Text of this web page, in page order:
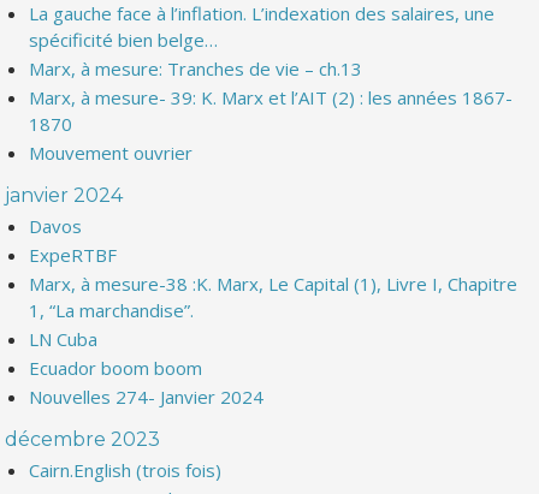
La gauche face à l’inflation. L’indexation des salaires, une
spécificité bien belge…
Marx, à mesure: Tranches de vie – ch.13
Marx, à mesure- 39: K. Marx et l’AIT (2) : les années 1867-
1870
Mouvement ouvrier
janvier 2024
Davos
ExpeRTBF
Marx, à mesure-38 :K. Marx, Le Capital (1), Livre I, Chapitre
1, “La marchandise”.
LN Cuba
Ecuador boom boom
Nouvelles 274- Janvier 2024
décembre 2023
Cairn.English (trois fois)